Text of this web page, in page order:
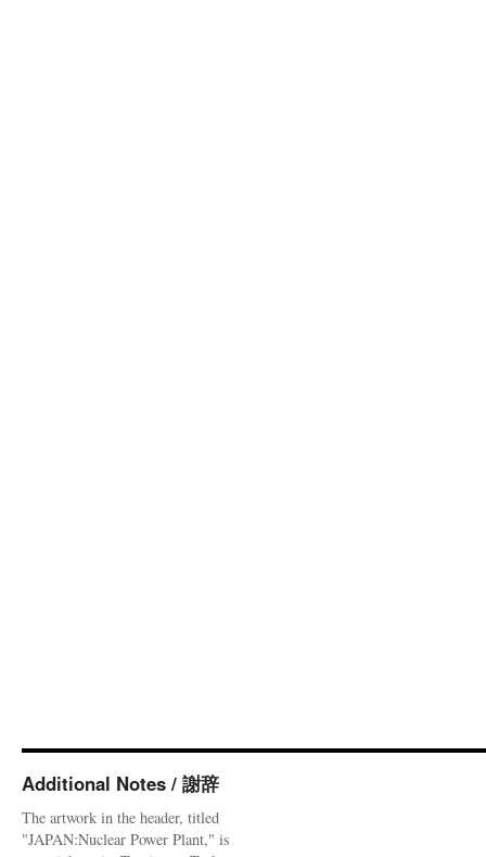
Additional Notes / 謝辞
The artwork in the header, titled
"JAPAN:Nuclear Power Plant," is